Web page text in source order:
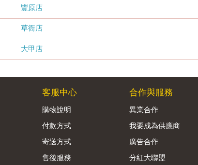
豐原店
草衙店
大甲店
客服中心
購物說明
付款方式
寄送方式
售後服務
合作與服務
異業合作
我要成為供應商
廣告合作
分紅大聯盟